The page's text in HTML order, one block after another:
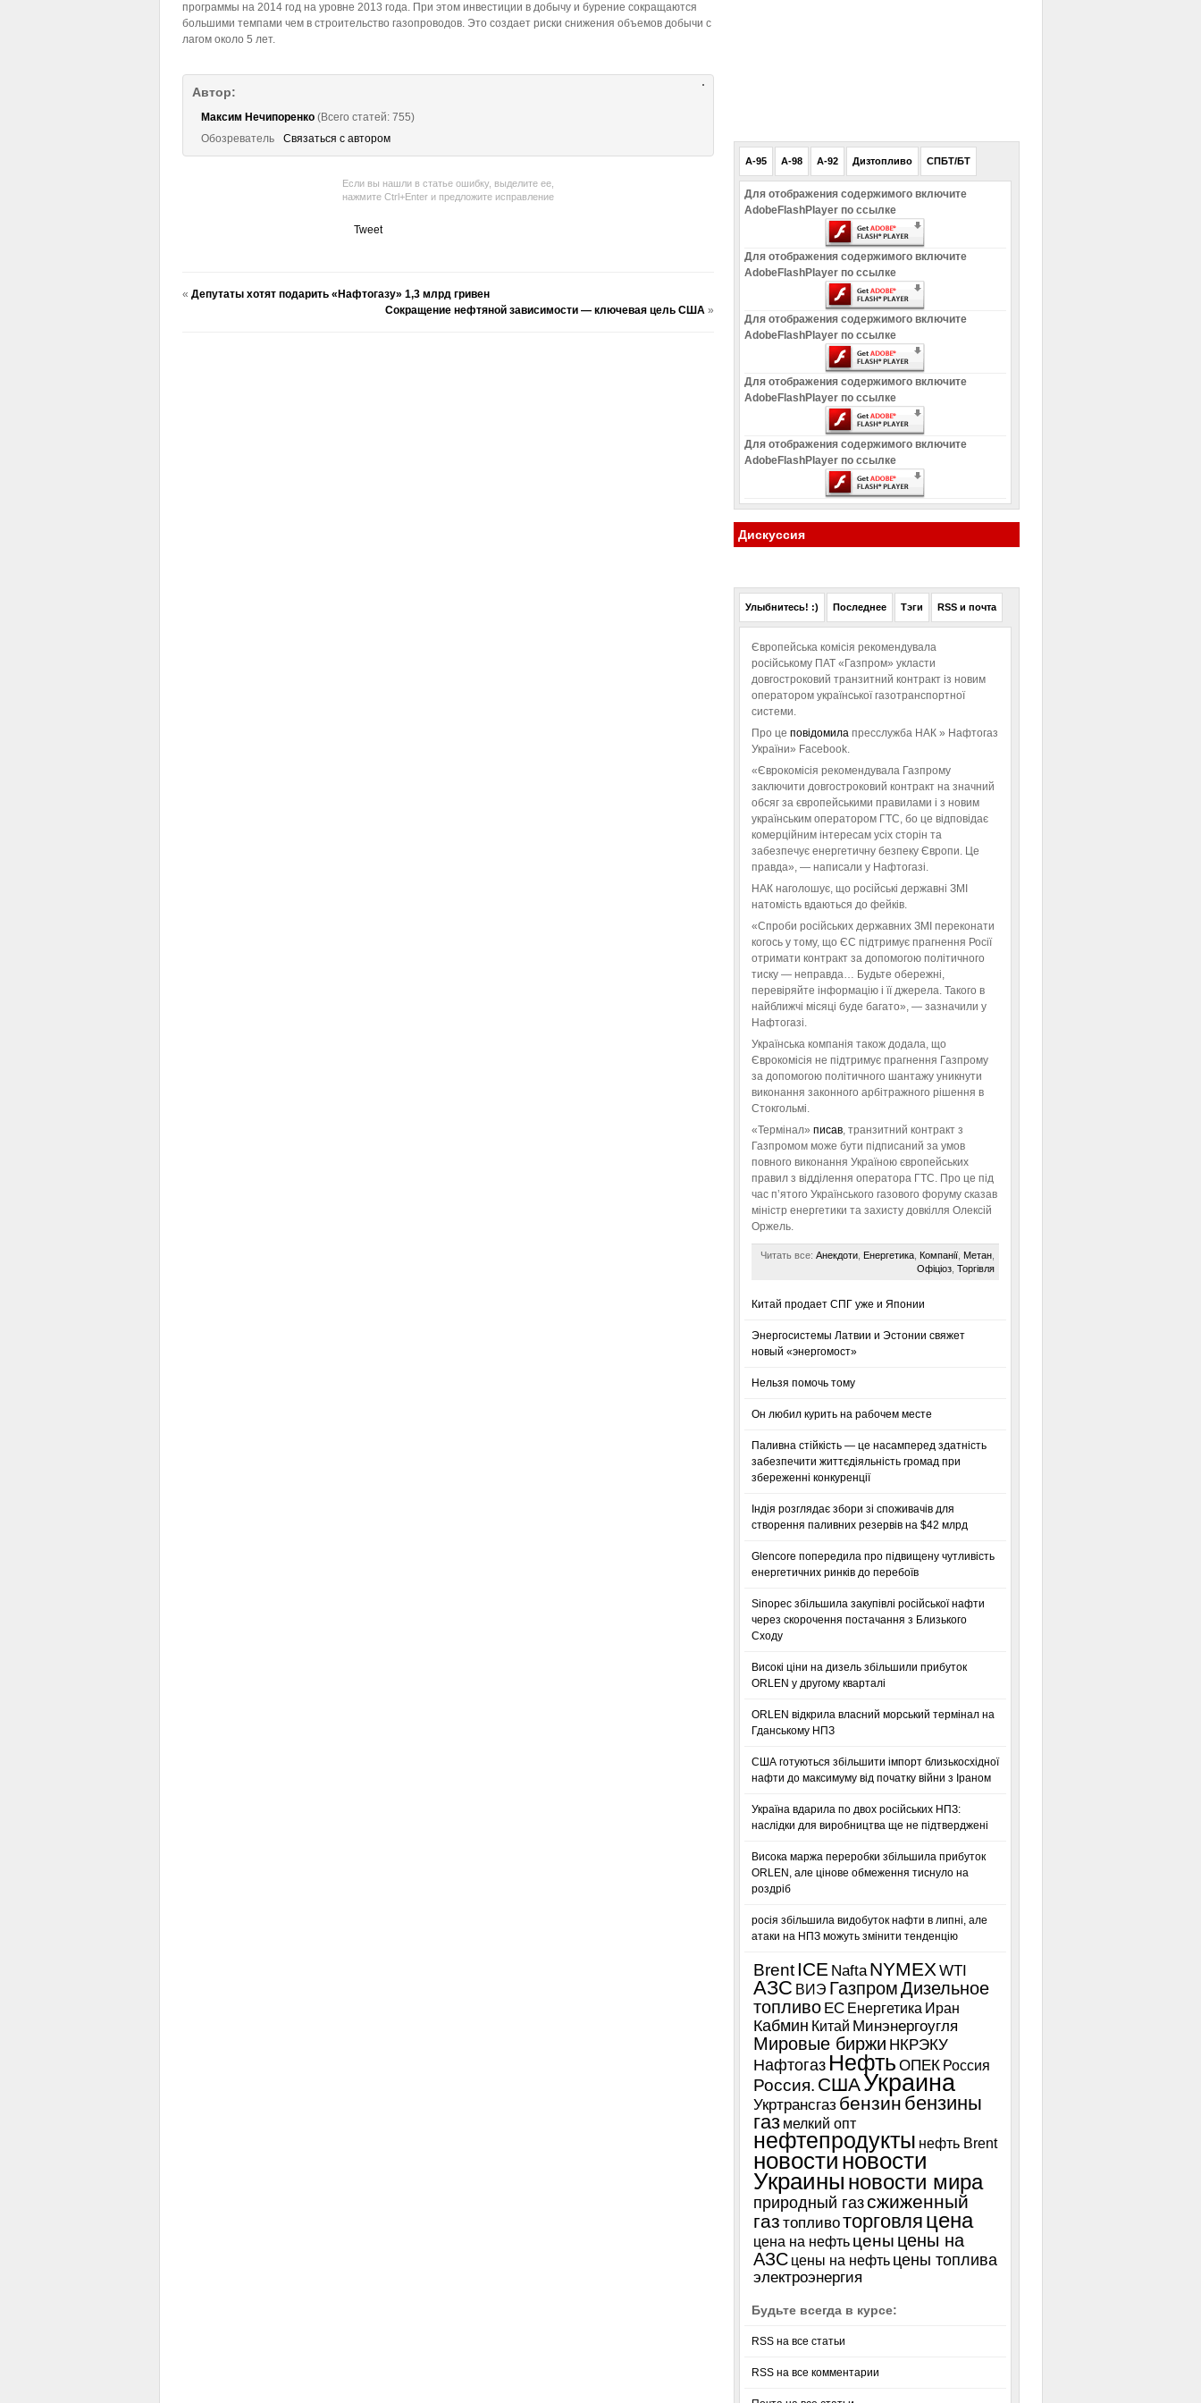
программы на 2014 год на уровне 2013 года. При этом инвестиции в добычу и бурение сокращаются
большими темпами чем в строительство газопроводов. Это создает риски снижения объемов добычи с
лагом около 5 лет.
Автор:
Максим Нечипоренко(Всего статей: 755)
Обозреватель
Связаться с автором
Если вы нашли в статье ошибку, выделите ее,
нажмите Ctrl+Enter и предложите исправление
Tweet
« Депутаты хотят подарить «Нафтогазу» 1,3 млрд гривен
Сокращение нефтяной зависимости — ключевая цель США»
A-95 A-98 A-92 Дизтопливо СПБТ/БТ
Для отображения содержимого включите
AdobeFlashPlayer по ссылке
Для отображения содержимого включите
AdobeFlashPlayer по ссылке
Для отображения содержимого включите
AdobeFlashPlayer по ссылке
Для отображения содержимого включите
AdobeFlashPlayer по ссылке
Для отображения содержимого включите
AdobeFlashPlayer по ссылке
Дискуссия
Улыбнитесь! :) Последнее Тэги RSS и почта
Європейська комісія рекомендувала
російському ПАТ «Газпром» укласти
довгостроковий транзитний контракт із новим
оператором української газотранспортної
системи.
Про це повідомила пресслужба НАК » Нафтогаз
України» Facebook.
«Єврокомісія рекомендувала Газпрому
заключити довгостроковий контракт на значний
обсяг за європейськими правилами і з новим
українським оператором ГТС, бо це відповідає
комерційним інтересам усіх сторін та
забезпечує енергетичну безпеку Європи. Це
правда», — написали у Нафтогазі.
НАК наголошує, що російські державні ЗМІ
натомість вдаються до фейків.
«Спроби російських державних ЗМІ переконати
когось у тому, що ЄС підтримує прагнення Росії
отримати контракт за допомогою політичного
тиску — неправда… Будьте обережні,
перевіряйте інформацію і її джерела. Такого в
найближчі місяці буде багато», — зазначили у
Нафтогазі.
Українська компанія також додала, що
Єврокомісія не підтримує прагнення Газпрому
за допомогою політичного шантажу уникнути
виконання законного арбітражного рішення в
Стокгольмі.
«Термінал» писав, транзитний контракт з
Газпромом може бути підписаний за умов
повного виконання Україною європейських
правил з відділення оператора ГТС. Про це під
час п’ятого Українського газового форуму сказав
міністр енергетики та захисту довкілля Олексій
Оржель.
Читать все: Анекдоти, Енергетика, Компанії, Метан,
Офіціоз, Торгівля
Китай продает СПГ уже и Японии
Энергосистемы Латвии и Эстонии свяжет
новый «энергомост»
Нельзя помочь тому
Он любил курить на рабочем месте
Паливна стійкість — це насамперед здатність
забезпечити життєдіяльність громад при
збереженні конкуренції
Індія розглядає збори зі споживачів для
створення паливних резервів на $42 млрд
Glencore попередила про підвищену чутливість
енергетичних ринків до перебоїв
Sinopec збільшила закупівлі російської нафти
через скорочення постачання з Близького
Сходу
Високі ціни на дизель збільшили прибуток
ORLEN у другому кварталі
ORLEN відкрила власний морський термінал на
Гданському НПЗ
США готуються збільшити імпорт близькосхідної
нафти до максимуму від початку війни з Іраном
Україна вдарила по двох російських НПЗ:
наслідки для виробництва ще не підтверджені
Висока маржа переробки збільшила прибуток
ORLEN, але цінове обмеження тиснуло на
роздріб
росія збільшила видобуток нафти в липні, але
атаки на НПЗ можуть змінити тенденцію
Brent ICE Nafta NYMEXWTI
АЗС ВИЭ ГазпромДизельное
топливо ЕС Енергетика Иран
Кабмин Китай Минэнергоугля
Мировые биржи НКРЭКУ
Нафтогаз Нефть ОПЕК Россия
Россия. СШАУкраина
Укртрансгаз бензин бензины
газ мелкий опт
нефтепродукты нефть Brent
новости новости
Украины новости мира
природный газсжиженный
газ топливоторговля цена
цена на нефть цены цены на
АЗС цены на нефть цены топлива
электроэнергия
Будьте всегда в курсе:
RSS на все статьи
RSS на все комментарии